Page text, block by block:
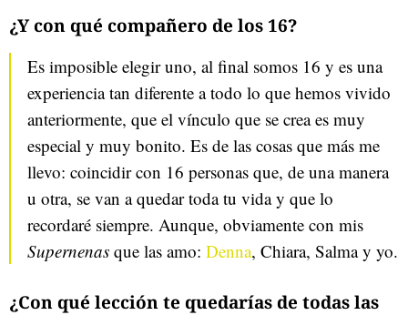
¿Y con qué compañero de los 16?
Es imposible elegir uno, al final somos 16 y es una
experiencia tan diferente a todo lo que hemos vivido
anteriormente, que el vínculo que se crea es muy
especial y muy bonito. Es de las cosas que más me
llevo: coincidir con 16 personas que, de una manera
u otra, se van a quedar toda tu vida y que lo
recordaré siempre. Aunque, obviamente con mis
Supernenas que las amo: Denna, Chiara, Salma y yo.
¿Con qué lección te quedarías de todas las